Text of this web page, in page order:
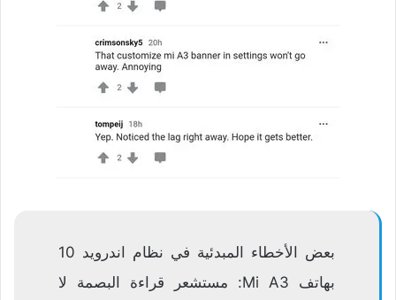
بعض الأخطاء المبدئية في نظام اندرويد 10
بهاتف Mi A3: مستشعر قراءة البصمة لا